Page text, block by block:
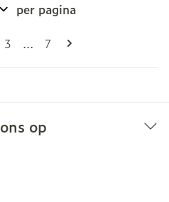
Pagina's
momenteel pagina
Pagina
3 ... Pagina
7
per pagina
op